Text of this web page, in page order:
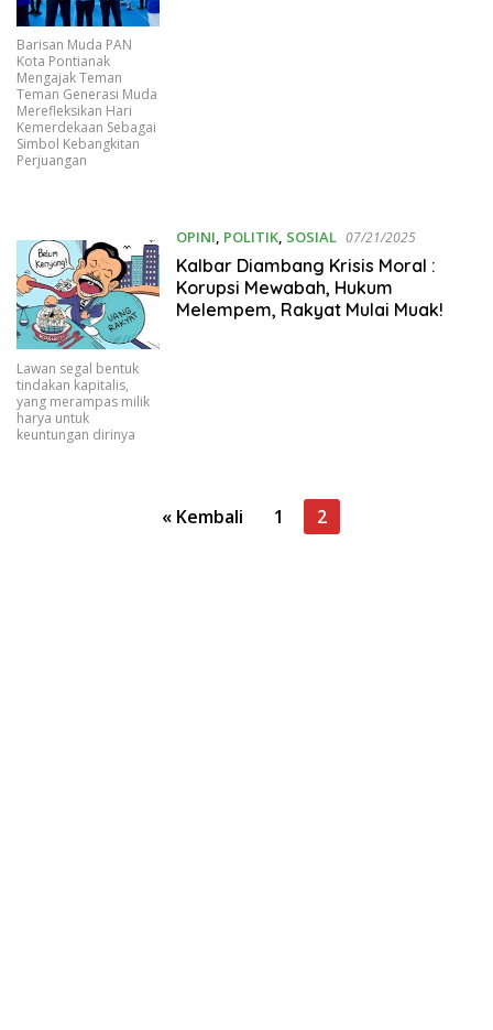
Barisan Muda PAN
Kota Pontianak
Mengajak Teman
Teman Generasi Muda
Merefleksikan Hari
Kemerdekaan Sebagai
Simbol Kebangkitan
Perjuangan
Lawan segal bentuk
tindakan kapitalis,
yang merampas milik
harya untuk
keuntungan dirinya
OPINI, POLITIK, SOSIAL 07/21/2025
Kalbar Diambang Krisis Moral :
Korupsi Mewabah, Hukum
Melempem, Rakyat Mulai Muak!
« Kembali 1 2